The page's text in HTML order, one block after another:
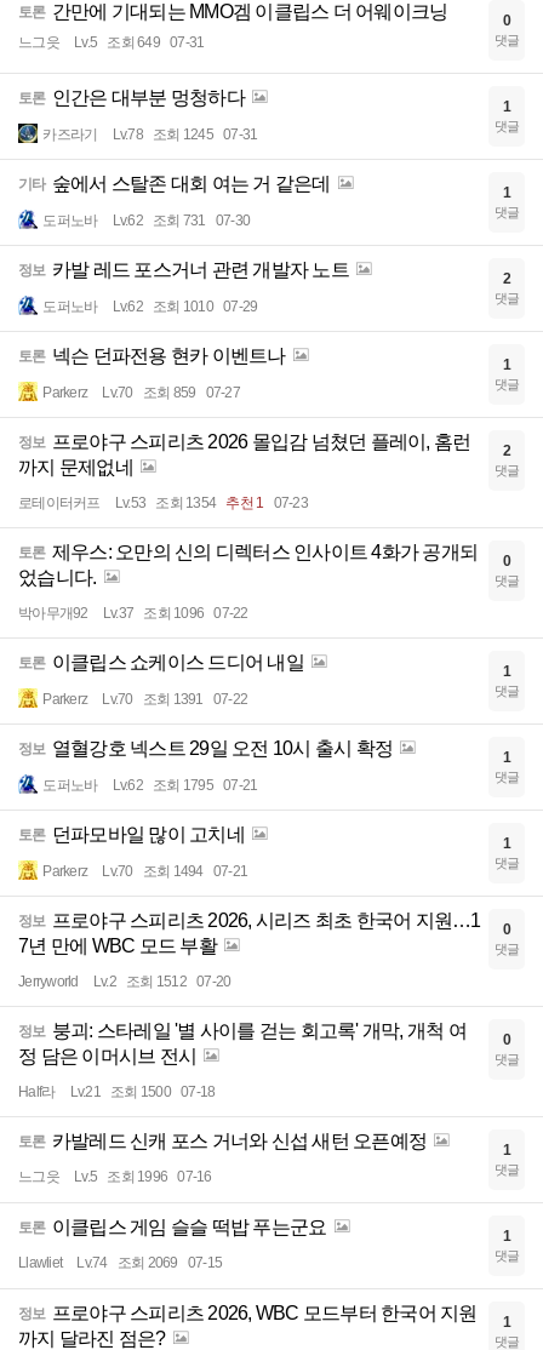
토론 간만에 기대되는 MMO겜 이클립스 더 어웨이크닝
느그읏 Lv.5 조회 649 07-31
0
댓글
토론 인간은 대부분 멍청하다
카즈라기 Lv.78 조회 1245 07-31
1
댓글
기타 숲에서 스탈존 대회 여는 거 같은데
도퍼노바 Lv.62 조회 731 07-30
1
댓글
정보 카발 레드 포스거너 관련 개발자 노트
도퍼노바 Lv.62 조회 1010 07-29
2
댓글
토론 넥슨 던파전용 현카 이벤트나
Parkerz Lv.70 조회 859 07-27
1
댓글
정보 프로야구 스피리츠 2026 몰입감 넘쳤던 플레이, 홈런
까지 문제없네
로테이터커프 Lv.53 조회 1354 추천 1 07-23
2
댓글
토론 제우스: 오만의 신의 디렉터스 인사이트 4화가 공개되
었습니다.
박아무개92 Lv.37 조회 1096 07-22
0
댓글
토론 이클립스 쇼케이스 드디어 내일
Parkerz Lv.70 조회 1391 07-22
1
댓글
정보 열혈강호 넥스트 29일 오전 10시 출시 확정
도퍼노바 Lv.62 조회 1795 07-21
1
댓글
토론 던파모바일 많이 고치네
Parkerz Lv.70 조회 1494 07-21
1
댓글
정보 프로야구 스피리츠 2026, 시리즈 최초 한국어 지원…1
7년 만에 WBC 모드 부활
Jerryworld Lv.2 조회 1512 07-20
0
댓글
정보 붕괴: 스타레일 '별 사이를 걷는 회고록' 개막, 개척 여
정 담은 이머시브 전시
Half라 Lv.21 조회 1500 07-18
0
댓글
토론 카발레드 신캐 포스 거너와 신섭 새턴 오픈예정
느그읏 Lv.5 조회 1996 07-16
1
댓글
토론 이클립스 게임 슬슬 떡밥 푸는군요
Llawliet Lv.74 조회 2069 07-15
1
댓글
정보 프로야구 스피리츠 2026, WBC 모드부터 한국어 지원
까지 달라진 점은?
1
댓글